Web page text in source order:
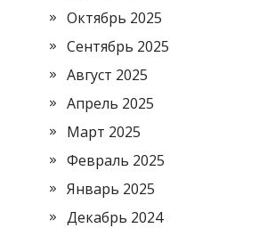
Октябрь 2025
Сентябрь 2025
Август 2025
Апрель 2025
Март 2025
Февраль 2025
Январь 2025
Декабрь 2024